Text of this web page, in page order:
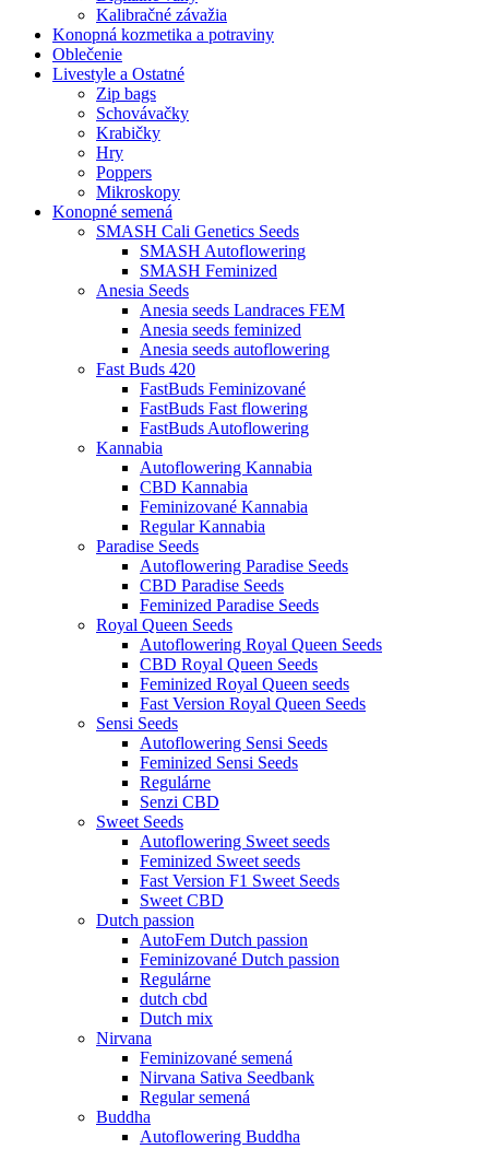
Kalibračné závažia
Konopná kozmetika a potraviny
Oblečenie
Livestyle a Ostatné
Zip bags
Schovávačky
Krabičky
Hry
Poppers
Mikroskopy
Konopné semená
SMASH Cali Genetics Seeds
SMASH Autoflowering
SMASH Feminized
Anesia Seeds
Anesia seeds Landraces FEM
Anesia seeds feminized
Anesia seeds autoflowering
Fast Buds 420
FastBuds Feminizované
FastBuds Fast flowering
FastBuds Autoflowering
Kannabia
Autoflowering Kannabia
CBD Kannabia
Feminizované Kannabia
Regular Kannabia
Paradise Seeds
Autoflowering Paradise Seeds
CBD Paradise Seeds
Feminized Paradise Seeds
Royal Queen Seeds
Autoflowering Royal Queen Seeds
CBD Royal Queen Seeds
Feminized Royal Queen seeds
Fast Version Royal Queen Seeds
Sensi Seeds
Autoflowering Sensi Seeds
Feminized Sensi Seeds
Regulárne
Senzi CBD
Sweet Seeds
Autoflowering Sweet seeds
Feminized Sweet seeds
Fast Version F1 Sweet Seeds
Sweet CBD
Dutch passion
AutoFem Dutch passion
Feminizované Dutch passion
Regulárne
dutch cbd
Dutch mix
Nirvana
Feminizované semená
Nirvana Sativa Seedbank
Regular semená
Buddha
Autoflowering Buddha